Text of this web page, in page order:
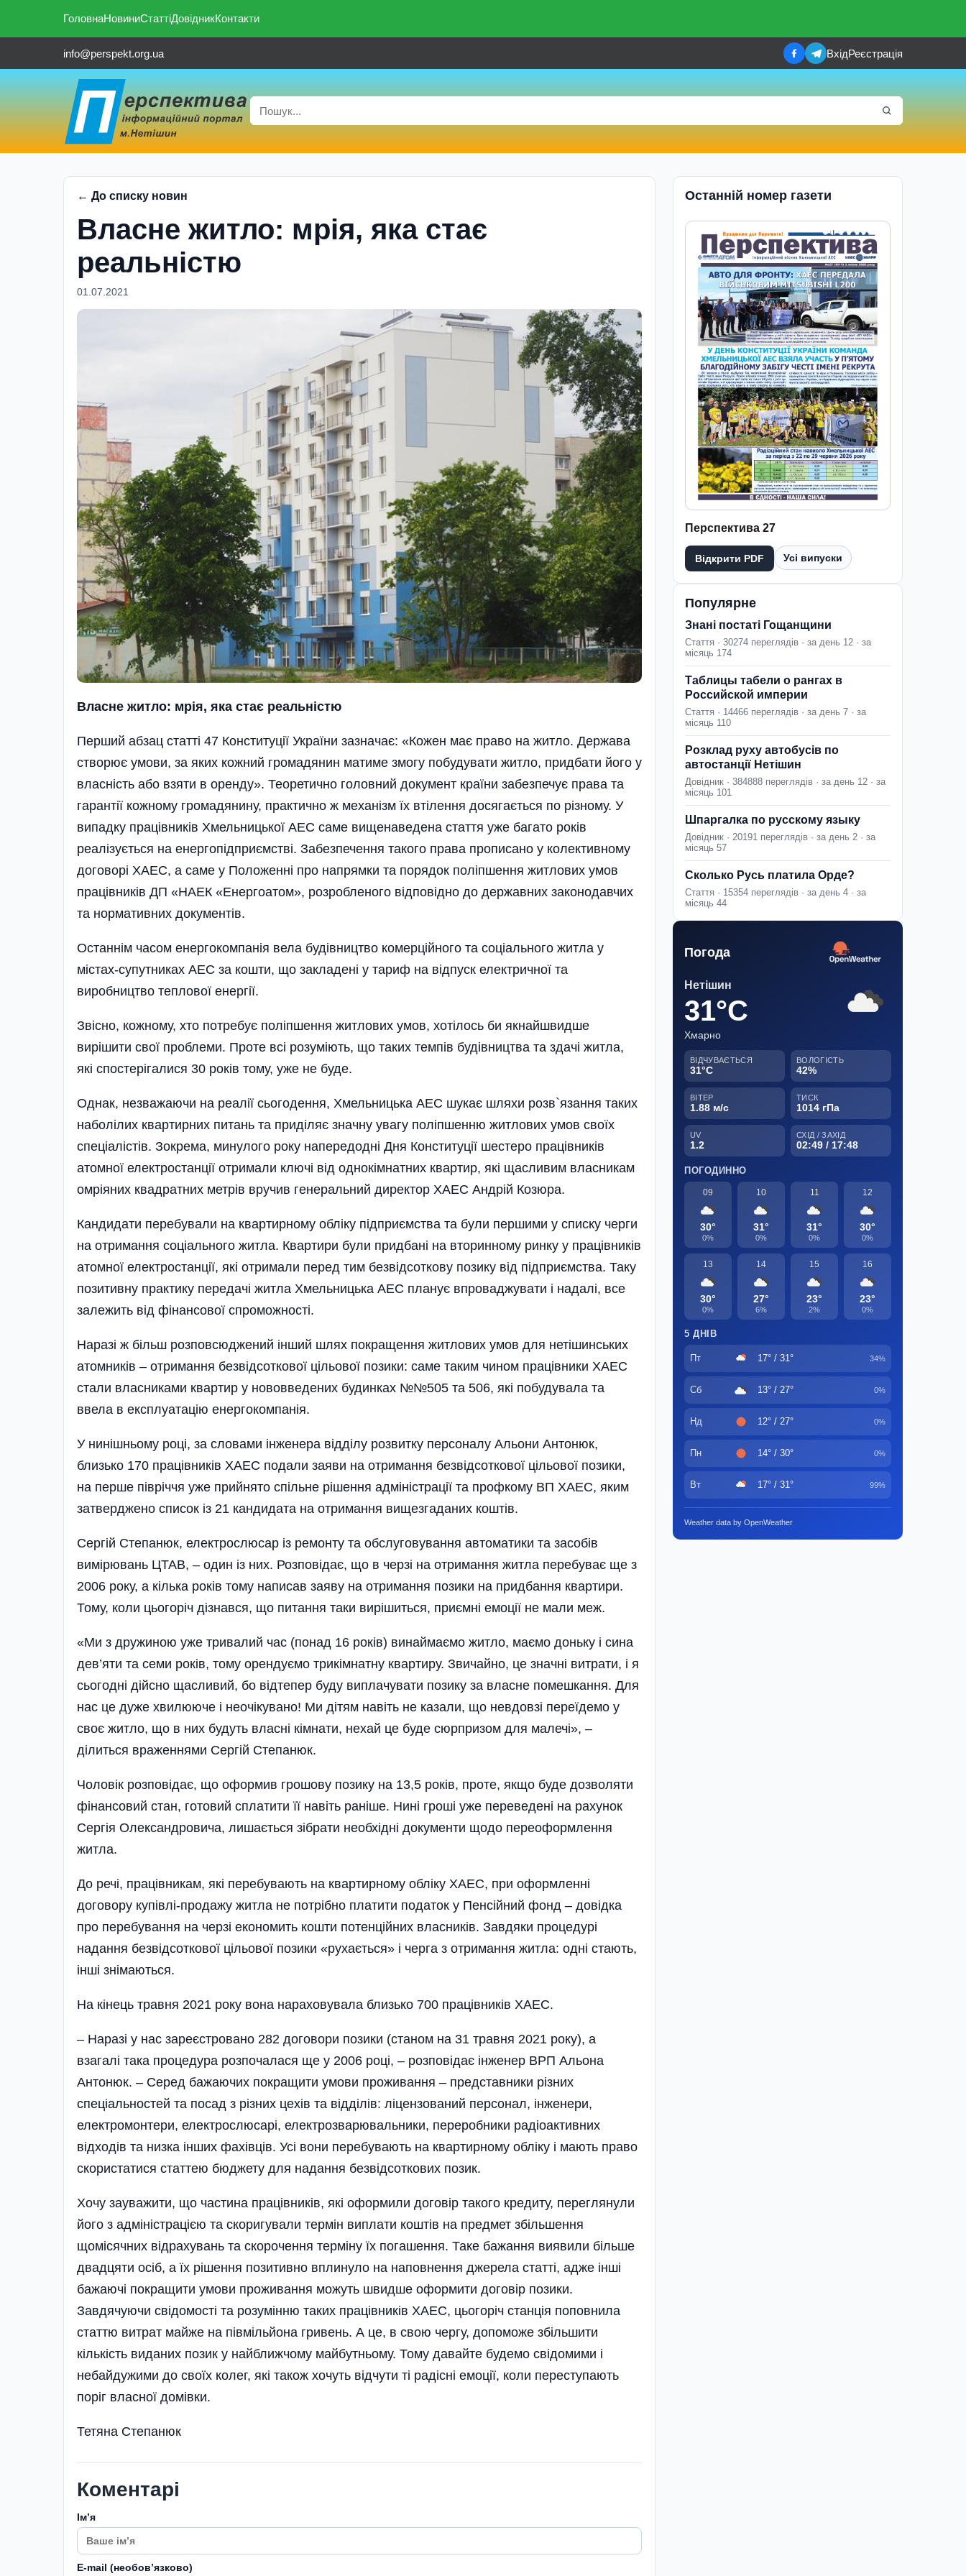
ГоловнаНовиниСтаттіДовідникКонтакти
info@perspekt.org.ua ВхідРеєстрація
← До списку новин
Власне житло: мрія, яка стає
реальністю
01.07.2021
Власне житло: мрія, яка стає реальністю
Перший абзац статті 47 Конституції України зазначає: «Кожен має право на житло. Держава
створює умови, за яких кожний громадянин матиме змогу побудувати житло, придбати його у
власність або взяти в оренду». Теоретично головний документ країни забезпечує права та
гарантії кожному громадянину, практично ж механізм їх втілення досягається по різному. У
випадку працівників Хмельницької АЕС саме вищенаведена стаття уже багато років
реалізується на енергопідприємстві. Забезпечення такого права прописано у колективному
договорі ХАЕС, а саме у Положенні про напрямки та порядок поліпшення житлових умов
працівників ДП «НАЕК «Енергоатом», розробленого відповідно до державних законодавчих
та нормативних документів.
Останнім часом енергокомпанія вела будівництво комерційного та соціального житла у
містах-супутниках АЕС за кошти, що закладені у тариф на відпуск електричної та
виробництво теплової енергії.
Звісно, кожному, хто потребує поліпшення житлових умов, хотілось би якнайшвидше
вирішити свої проблеми. Проте всі розуміють, що таких темпів будівництва та здачі житла,
які спостерігалися 30 років тому, уже не буде.
Однак, незважаючи на реалії сьогодення, Хмельницька АЕС шукає шляхи розв`язання таких
наболілих квартирних питань та приділяє значну увагу поліпшенню житлових умов своїх
спеціалістів. Зокрема, минулого року напередодні Дня Конституції шестеро працівників
атомної електростанції отримали ключі від однокімнатних квартир, які щасливим власникам
омріяних квадратних метрів вручив генеральний директор ХАЕС Андрій Козюра.
Кандидати перебували на квартирному обліку підприємства та були першими у списку черги
на отримання соціального житла. Квартири були придбані на вторинному ринку у працівників
атомної електростанції, які отримали перед тим безвідсоткову позику від підприємства. Таку
позитивну практику передачі житла Хмельницька АЕС планує впроваджувати і надалі, все
залежить від фінансової спроможності.
Наразі ж більш розповсюджений інший шлях покращення житлових умов для нетішинських
атомників – отримання безвідсоткової цільової позики: саме таким чином працівники ХАЕС
стали власниками квартир у нововведених будинках №№505 та 506, які побудувала та
ввела в експлуатацію енергокомпанія.
У нинішньому році, за словами інженера відділу розвитку персоналу Альони Антонюк,
близько 170 працівників ХАЕС подали заяви на отримання безвідсоткової цільової позики,
на перше півріччя уже прийнято спільне рішення адміністрації та профкому ВП ХАЕС, яким
затверджено список із 21 кандидата на отримання вищезгаданих коштів.
Сергій Степанюк, електрослюсар із ремонту та обслуговування автоматики та засобів
вимірювань ЦТАВ, – один із них. Розповідає, що в черзі на отримання житла перебуває ще з
2006 року, а кілька років тому написав заяву на отримання позики на придбання квартири.
Тому, коли цьогоріч дізнався, що питання таки вирішиться, приємні емоції не мали меж.
«Ми з дружиною уже тривалий час (понад 16 років) винаймаємо житло, маємо доньку і сина
дев’яти та семи років, тому орендуємо трикімнатну квартиру. Звичайно, це значні витрати, і я
сьогодні дійсно щасливий, бо відтепер буду виплачувати позику за власне помешкання. Для
нас це дуже хвилююче і неочікувано! Ми дітям навіть не казали, що невдовзі переїдемо у
своє житло, що в них будуть власні кімнати, нехай це буде сюрпризом для малечі», –
ділиться враженнями Сергій Степанюк.
Чоловік розповідає, що оформив грошову позику на 13,5 років, проте, якщо буде дозволяти
фінансовий стан, готовий сплатити її навіть раніше. Нині гроші уже переведені на рахунок
Сергія Олександровича, лишається зібрати необхідні документи щодо переоформлення
житла.
До речі, працівникам, які перебувають на квартирному обліку ХАЕС, при оформленні
договору купівлі-продажу житла не потрібно платити податок у Пенсійний фонд – довідка
про перебування на черзі економить кошти потенційних власників. Завдяки процедурі
надання безвідсоткової цільової позики «рухається» і черга з отримання житла: одні стають,
інші знімаються.
На кінець травня 2021 року вона нараховувала близько 700 працівників ХАЕС.
– Наразі у нас зареєстровано 282 договори позики (станом на 31 травня 2021 року), а
взагалі така процедура розпочалася ще у 2006 році, – розповідає інженер ВРП Альона
Антонюк. – Серед бажаючих покращити умови проживання – представники різних
спеціальностей та посад з різних цехів та відділів: ліцензований персонал, інженери,
електромонтери, електрослюсарі, електрозварювальники, переробники радіоактивних
відходів та низка інших фахівців. Усі вони перебувають на квартирному обліку і мають право
скористатися статтею бюджету для надання безвідсоткових позик.
Хочу зауважити, що частина працівників, які оформили договір такого кредиту, переглянули
його з адміністрацією та скоригували термін виплати коштів на предмет збільшення
щомісячних відрахувань та скорочення терміну їх погашення. Таке бажання виявили більше
двадцяти осіб, а їх рішення позитивно вплинуло на наповнення джерела статті, адже інші
бажаючі покращити умови проживання можуть швидше оформити договір позики.
Завдячуючи свідомості та розумінню таких працівників ХАЕС, цьогоріч станція поповнила
статтю витрат майже на півмільйона гривень. А це, в свою чергу, допоможе збільшити
кількість виданих позик у найближчому майбутньому. Тому давайте будемо свідомими і
небайдужими до своїх колег, які також хочуть відчути ті радісні емоції, коли переступають
поріг власної домівки.
Тетяна Степанюк
Коментарі
Імʼя
E-mail (необовʼязково)
Останній номер газети
Перспектива 27
Відкрити PDF Усі випуски
Популярне
Знані постаті Гощанщини
Стаття · 30274 переглядів · за день 12 · за
місяць 174
Таблицы табели о рангах в
Российской империи
Стаття · 14466 переглядів · за день 7 · за
місяць 110
Розклад руху автобусів по
автостанції Нетішин
Довідник · 384888 переглядів · за день 12 · за
місяць 101
Шпаргалка по русскому языку
Довідник · 20191 переглядів · за день 2 · за
місяць 57
Сколько Русь платила Орде?
Стаття · 15354 переглядів · за день 4 · за
місяць 44
Погода
Нетішин
31°C
Хмарно
ВІДЧУВАЄТЬСЯ
31°C
ВОЛОГІСТЬ
42%
ВІТЕР
1.88 м/с
ТИСК
1014 гПа
UV
1.2
СХІД / ЗАХІД
02:49 / 17:48
ПОГОДИННО
09
30°
0%
10
31°
0%
11
31°
0%
12
30°
0%
13
30°
0%
14
27°
6%
15
23°
2%
16
23°
0%
5 ДНІВ
Пт 17° / 31° 34%
Сб 13° / 27° 0%
Нд 12° / 27° 0%
Пн 14° / 30° 0%
Вт 17° / 31° 99%
Weather data by OpenWeather